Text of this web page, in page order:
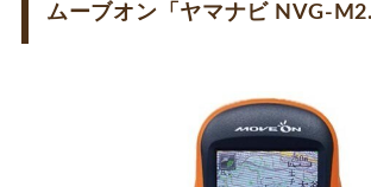
ムーブオン「ヤマナビ NVG-